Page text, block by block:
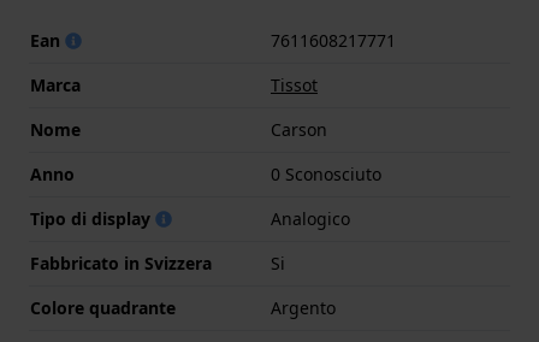
Ean
7611608217771
Marca
Tissot
Nome
Carson
Anno
0 Sconosciuto
Tipo di display
Analogico
Fabbricato in Svizzera
Si
Colore quadrante
Argento